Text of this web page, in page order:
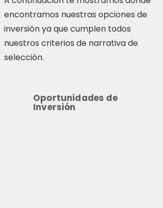
encontramos nuestras opciones de
inversión ya que cumplen todos
nuestros criterios de narrativa de
selección.
Oportunidades de
Inversión